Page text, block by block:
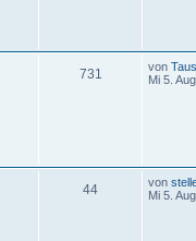
731 von
Mi 5.
44 von
Mi 5.